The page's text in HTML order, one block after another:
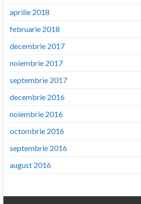
aprilie 2018
februarie 2018
decembrie 2017
noiembrie 2017
septembrie 2017
decembrie 2016
noiembrie 2016
octombrie 2016
septembrie 2016
august 2016